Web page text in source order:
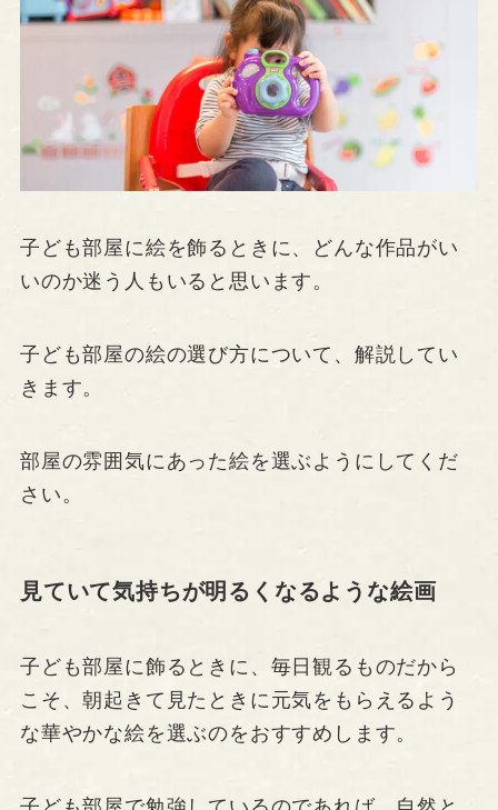
子ども部屋に絵を飾るときに、どんな作品がい
いのか迷う人もいると思います。
子ども部屋の絵の選び方について、解説してい
きます。
部屋の雰囲気にあった絵を選ぶようにしてくだ
さい。
見ていて気持ちが明るくなるような絵画
子ども部屋に飾るときに、毎日観るものだから
こそ、朝起きて見たときに元気をもらえるよう
な華やかな絵を選ぶのをおすすめします。